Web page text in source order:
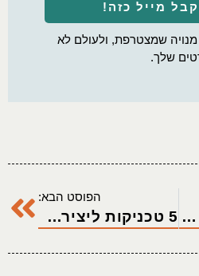
מייל כזה!
שמצטרפת, ולעולם לא
שלך.
הדרכה מצולמת: גלויות הפתעה
הפוסט הבא:
5 טכניקות ליצירה עם מסקינג טייפ